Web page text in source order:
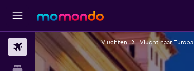
Vluchten
Verblijven
Vluchten Vlucht naar Europa